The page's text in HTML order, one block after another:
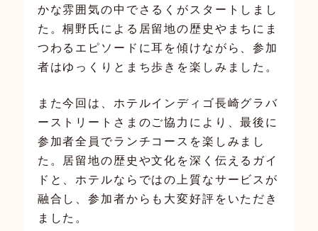
かな雰囲気の中でさるくがスタートしまし
た。桐野氏による居留地の歴史やまちにま
つわるエピソードに耳を傾けながら、参加
者はゆっくりとまち歩きを楽しみました。
また今回は、ホテルインディゴ長崎グラバ
ーストリートさまのご協力により、最後に
参加者全員でランチコースを楽しみまし
た。居留地の歴史や文化を深く伝えるガイ
ドと、ホテルならではの上質なサービスが
融合し、参加者からも大変好評をいただき
ました。